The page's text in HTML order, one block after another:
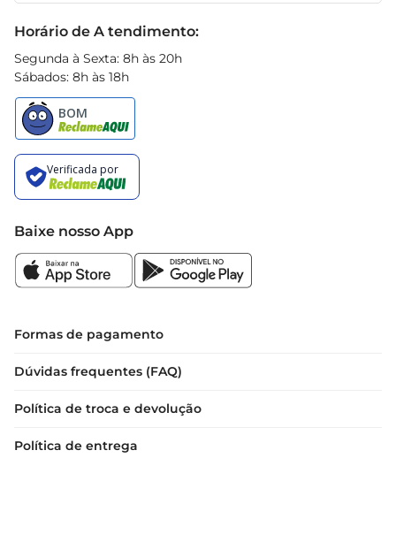
Horário de A tendimento:
Segunda à Sexta: 8h às 20h
Sábados: 8h às 18h
Baixe nosso App
Formas de pagamento
Dúvidas frequentes (FAQ)
Política de troca e devolução
Política de entrega